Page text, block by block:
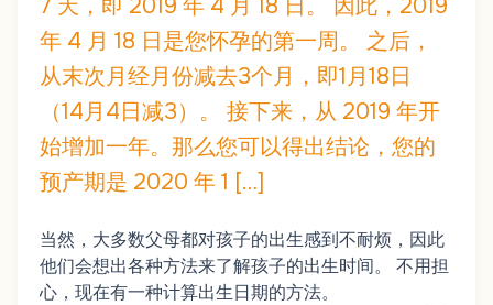
7 天，即 2019 年 4 月 18 日。 因此，2019
年 4 月 18 日是您怀孕的第一周。 之后，
从末次月经月份减去3个月，即1月18日
（14月4日减3）。 接下来，从 2019 年开
始增加一年。那么您可以得出结论，您的
预产期是 2020 年 1 […]
当然，大多数父母都对孩子的出生感到不耐烦，因此
他们会想出各种方法来了解孩子的出生时间。 不用担
心，现在有一种计算出生日期的方法。